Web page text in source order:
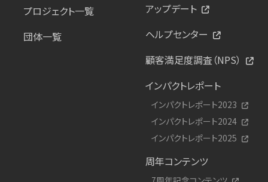
プロジェクト一覧
団体一覧
アップデート
ヘルプセンター
顧客満足度調査（NPS）
インパクトレポート
インパクトレポート2023
インパクトレポート2024
インパクトレポート2025
周年コンテンツ